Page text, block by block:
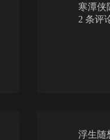
寒潭侠
2 条评
浮生随